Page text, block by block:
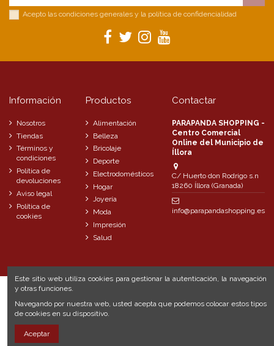
Acepto las condiciones generales y la política de confidencialidad
Información
Nosotros
Tiendas
Términos y
condiciones
Política de
devoluciones
Aviso legal
Política de
cookies
Productos
Alimentación
Belleza
Bricolaje
Deporte
Electrodomésticos
Hogar
Joyería
Moda
Impresión
Salud
Contactar
PARAPANDA SHOPPING -
Centro Comercial
Online del Municipio de
Íllora
C/ Huerto don Rodrigo s.n
18260 Íllora (Granada)
info@parapandashopping.es
Este sitio web utiliza cookies para gestionar la autenticación, la navegación
y otras funciones.
Navegando por nuestra web, usted acepta que podemos colocar estos tipos
de cookies en su dispositivo.
Aceptar